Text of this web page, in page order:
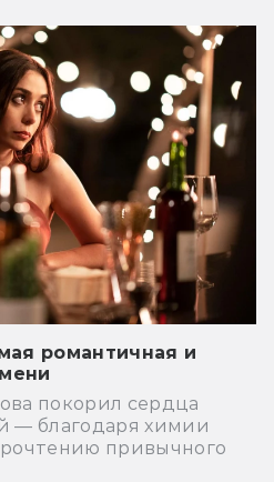
романтичная и
покорил сердца
— благодаря химии
привычного